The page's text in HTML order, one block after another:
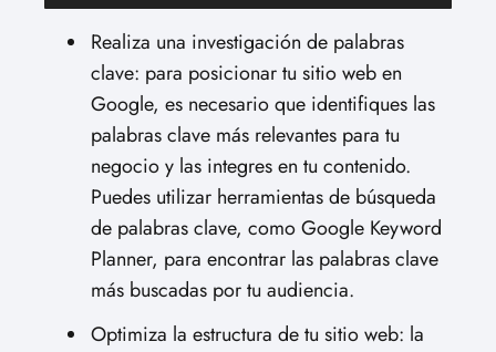
Realiza una investigación de palabras
clave: para posicionar tu sitio web en
Google, es necesario que identifiques las
palabras clave más relevantes para tu
negocio y las integres en tu contenido.
Puedes utilizar herramientas de búsqueda
de palabras clave, como Google Keyword
Planner, para encontrar las palabras clave
más buscadas por tu audiencia.
Optimiza la estructura de tu sitio web: la